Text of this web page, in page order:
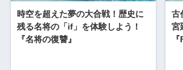
時空を超えた夢の大合戦！歴史に
残る名将の「if」を体験しよう！
『名将の復讐』
古
宮